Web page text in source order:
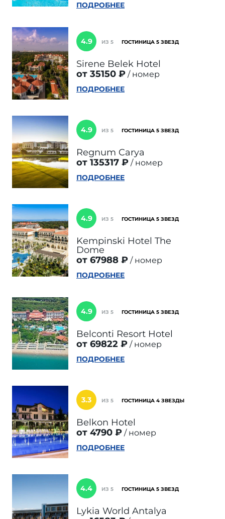
ПОДРОБНЕЕ
4.9 ИЗ 5 ГОСТИНИЦА 5 ЗВЕЗД
Sirene Belek Hotel
от 35150 ₽
номер
ПОДРОБНЕЕ
4.9 ИЗ 5 ГОСТИНИЦА 5 ЗВЕЗД
Regnum Carya
от 135317 ₽
номер
ПОДРОБНЕЕ
4.9 ИЗ 5 ГОСТИНИЦА 5 ЗВЕЗД
Kempinski Hotel The
Dome
от 67988 ₽
номер
ПОДРОБНЕЕ
4.9 ИЗ 5 ГОСТИНИЦА 5 ЗВЕЗД
Belconti Resort Hotel
от 69822 ₽
номер
ПОДРОБНЕЕ
3.3 ИЗ 5 ГОСТИНИЦА 4 ЗВЕЗДЫ
Belkon Hotel
от 4790 ₽
номер
ПОДРОБНЕЕ
4.4 ИЗ 5 ГОСТИНИЦА 5 ЗВЕЗД
Lykia World Antalya